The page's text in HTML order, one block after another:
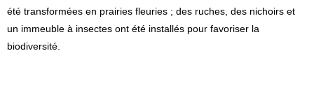
été transformées en prairies fleuries ; des ruches, des nichoirs et
un immeuble à insectes ont été installés pour favoriser la
biodiversité.